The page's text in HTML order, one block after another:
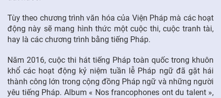
Tùy theo chương trình văn hóa của Viện Pháp mà các hoạt
động này sẽ mang hình thức một cuộc thi, cuộc tranh tài,
hay là các chương trình bằng tiếng Pháp.
Năm 2016, cuộc thi hát tiếng Pháp toàn quốc trong khuôn
khổ các hoạt động kỷ niệm tuần lễ Pháp ngữ đã gặt hái
thành công lớn trong cộng đồng Pháp ngữ và những người
yêu tiếng Pháp. Album « Nos francophones ont du talent »,